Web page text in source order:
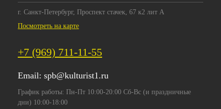
г. Санкт-Петербург, Проспект стачек, 67 к2 лит А
Посмотреть на карте
+7 (969) 711-11-55
Email: spb@kulturist1.ru
График работы: Пн-Пт 10:00-20:00 Сб-Вс (и праздничные
дни) 10:00-18:00